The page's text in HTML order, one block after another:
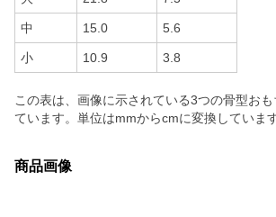
中 15.0 5.6
小 10.9 3.8
この表は、画像に示されている3つの骨型お
ています。単位はmmからcmに変換しています
商品画像